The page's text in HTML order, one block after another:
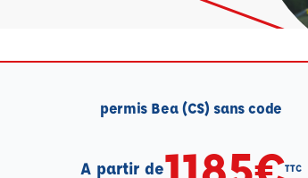
permis Bea (CS) sans code
A partir de TTC